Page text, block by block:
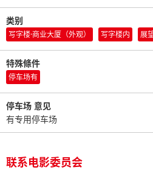
类别
写字楼·商业大厦（外观） 写字楼内 展
特殊條件
停车场有
停车场 意见
有专用停车场
联系电影委员会